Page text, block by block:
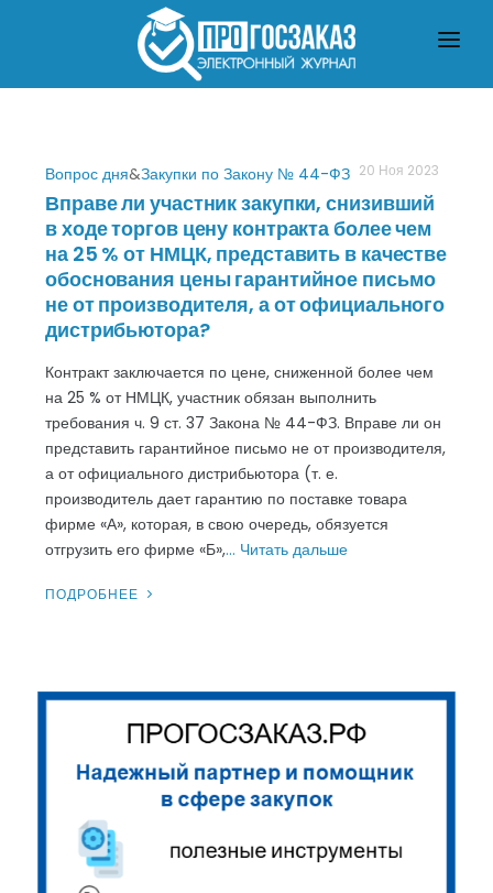
ГЛАВНАЯО ЗАКУПКАХ ПО ЗАКОНУ № 223-ФЗ
Вопрос дня&Закупки по Закону № 44-ФЗ 20 Ноя 2023
Вправе ли участник закупки, снизивший
в ходе торгов цену контракта более чем
на 25 % от НМЦК, представить в качестве
обоснования цены гарантийное письмо
не от производителя, а от официального
дистрибьютора?
Контракт заключается по цене, сниженной более чем
на 25 % от НМЦК, участник обязан выполнить
требования ч. 9 ст. 37 Закона № 44-ФЗ. Вправе ли он
представить гарантийное письмо не от производителя,
а от официального дистрибьютора (т. е.
производитель дает гарантию по поставке товара
фирме «А», которая, в свою очередь, обязуется
отгрузить его фирме «Б»,… Читать дальше
ПОДРОБНЕЕ